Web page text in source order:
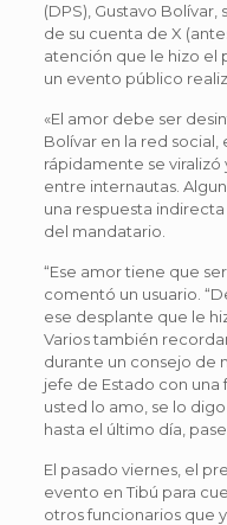
(DPS), Gustavo
de su cuenta de X
atención que le hizo el
un evento público
«El amor debe ser
Bolívar en la red
rápidamente se
entre internautas.
una respuesta
del mandatario.
“Ese amor tiene que
comentó un usuario.
ese desplante que le
Varios también
durante un consejo de
jefe de Estado con una
usted lo amo, se lo
hasta el último día,
El pasado viernes, el
evento en Tibú para
otros funcionarios que